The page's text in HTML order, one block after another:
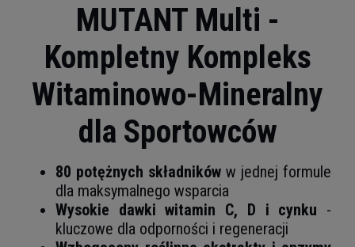
MUTANT Multi -
Kompletny Kompleks
Witaminowo-Mineralny
dla Sportowców
80 potężnych składników w jednej formule
dla maksymalnego wsparcia
Wysokie dawki witamin C, D i cynku -
kluczowe dla odporności i regeneracji